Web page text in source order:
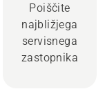
Poiščite
najbližjega
servisnega
zastopnika